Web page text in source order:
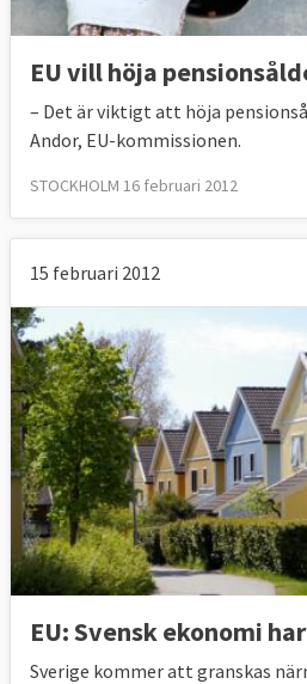
EU vill höja
– Det är viktigt att höja
Andor, EU-kommissionen.
STOCKHOLM 16 februari 2012
15 februari 2012
EU: Svensk ekonomi
Sverige kommer att granskas